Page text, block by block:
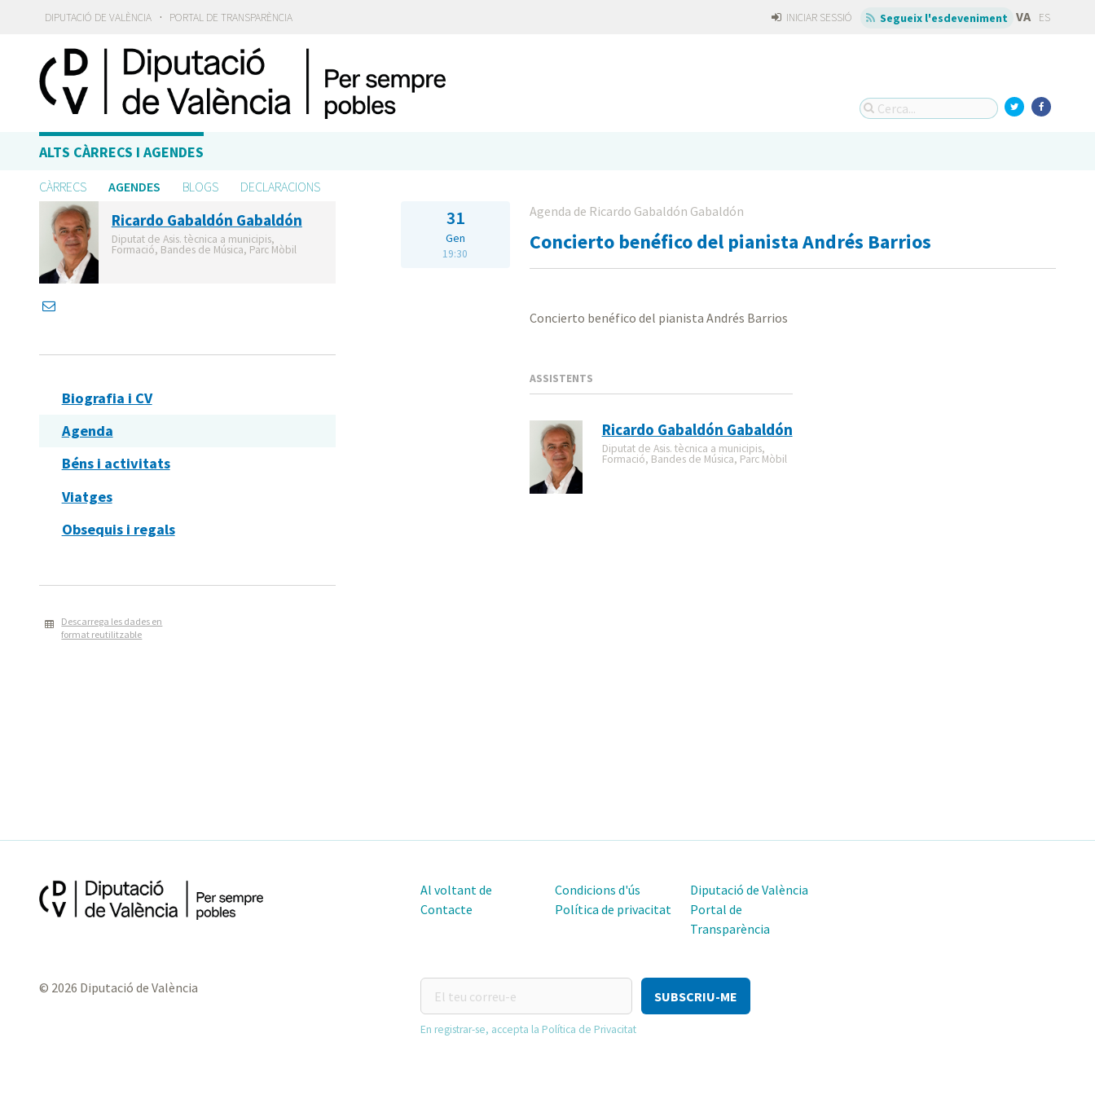
DIPUTACIÓ DE VALÈNCIA · PORTAL DE TRANSPARÈNCIA INICIAR SESSIÓ Segueix l'esdeveniment VA ES
ALTS CÀRRECS I AGENDES
CÀRRECS AGENDES BLOGS DECLARACIONS
Ricardo Gabaldón Gabaldón
Diputat de Asis. tècnica a municipis,
Formació, Bandes de Música, Parc Mòbil
Biografia i CV
Agenda
Béns i activitats
Viatges
Obsequis i regals
Descarrega les dades en
format reutilitzable
31
Gen
19:30
Agenda de Ricardo Gabaldón Gabaldón
Concierto benéfico del pianista Andrés Barrios
Concierto benéfico del pianista Andrés Barrios
ASSISTENTS
Ricardo Gabaldón Gabaldón
Diputat de Asis. tècnica a municipis,
Formació, Bandes de Música, Parc Mòbil
Al voltant de
Contacte
Condicions d'ús
Política de privacitat
Diputació de València
Portal de
Transparència
© 2026 Diputació de València
teu
correu-
En registrar-se, accepta la Política de Privacitat